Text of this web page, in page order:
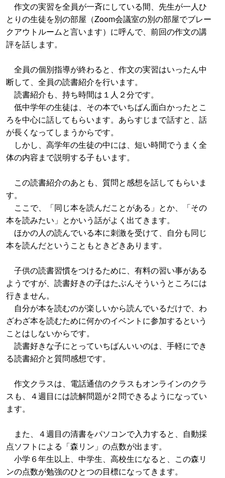
作文の実習を全員が一斉にしている間、先生が一人ひ
とりの生徒を別の部屋（Zoom会議室の別の部屋でブレー
クアウトルームと言います）に呼んで、前回の作文の講
評を話します。
全員の個別指導が終わると、作文の実習はいったん中
断して、全員の読書紹介を行います。
読書紹介も、持ち時間は１人２分です。
低中学年の生徒は、その本でいちばん面白かったとこ
ろを中心に話してもらいます。あらすじまで話すと、話
が長くなってしまうからです。
しかし、高学年の生徒の中には、短い時間でうまく全
体の内容まで説明する子もいます。
この読書紹介のあとも、質問と感想を話してもらいま
す。
ここで、「同じ本を読んだことがある」とか、「その
本を読みたい」とかいう話がよく出てきます。
ほかの人の読んでいる本に刺激を受けて、自分も同じ
本を読んだということもときどきあります。
子供の読書習慣をつけるために、有料の習い事がある
ようですが、読書好きの子はたぶんそういうところには
行きません。
自分が本を読むのが楽しいから読んでいるだけで、わ
ざわざ本を読むために何かのイベントに参加するという
ことはしないからです。
読書好きな子にとっていちばんいいのは、手軽にでき
る読書紹介と質問感想です。
作文クラスは、電話通信のクラスもオンラインのクラ
スも、４週目には読解問題が２問できるようになってい
ます。
また、４週目の清書をパソコンで入力すると、自動採
点ソフトによる「森リン」の点数が出ます。
小学６年生以上、中学生、高校生になると、この森リ
ンの点数が勉強のひとつの目標になってきます。